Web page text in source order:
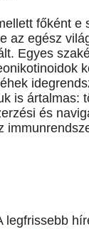
főként e
az egész
Egyes
is ártalmas:
és
legfrissebb